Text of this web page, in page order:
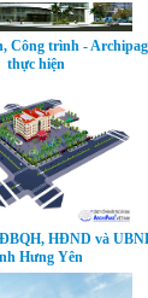
Công trình - Archipage
thực hiện
HĐND và UBND
Hưng Yên